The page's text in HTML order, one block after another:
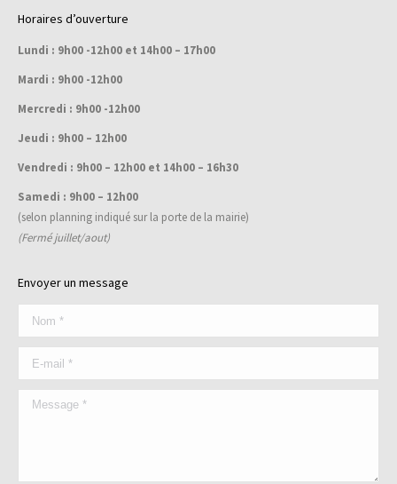
opens
in
new
Horaires d’ouverture
Lundi : 9h00 -12h00 et 14h00 – 17h00
Mardi : 9h00 -12h00
Mercredi : 9h00 -12h00
Jeudi : 9h00 – 12h00
Vendredi : 9h00 – 12h00 et 14h00 – 16h30
Samedi : 9h00 – 12h00
(selon planning indiqué sur la porte de la mairie)
(Fermé juillet/aout)
Envoyer un message